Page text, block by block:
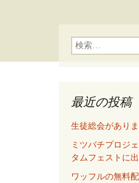
検
索:
最近の投稿
生徒総会がありま
ミツバチプロジ
タムフェストに
ワッフルの無料